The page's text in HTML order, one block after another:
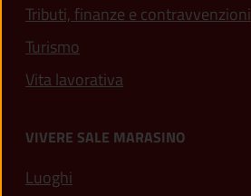
Tributi, finanze e contravvenzioni
Turismo
Vita lavorativa
VIVERE SALE MARASINO
Luoghi